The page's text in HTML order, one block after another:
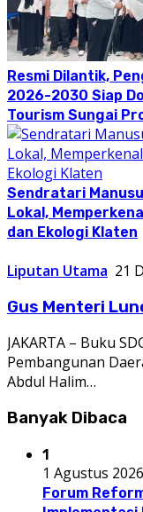
Resmi Dilantik,
2026-2030 Siap
Tourism Sungai
Sendratari
Lokal,
dan Ekologi Klaten
Liputan Utama 21
Gus Menteri
JAKARTA – Buku
Pembangunan
Abdul Halim…
Banyak Dibaca
1
1 Agustus 2026
Forum